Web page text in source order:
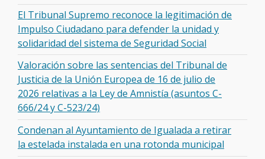
El Tribunal Supremo reconoce la legitimación de
Impulso Ciudadano para defender la unidad y
solidaridad del sistema de Seguridad Social
Valoración sobre las sentencias del Tribunal de
Justicia de la Unión Europea de 16 de julio de
2026 relativas a la Ley de Amnistía (asuntos C-
666/24 y C-523/24)
Condenan al Ayuntamiento de Igualada a retirar
la estelada instalada en una rotonda municipal